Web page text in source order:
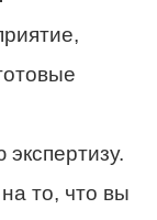
то, что вы